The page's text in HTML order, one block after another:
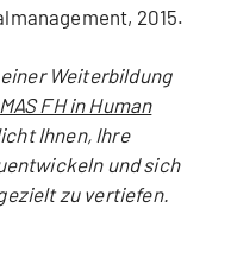
2015.
Weiterbildung
MAS FH in Human
Ihnen, Ihre
und sich
zu vertiefen.